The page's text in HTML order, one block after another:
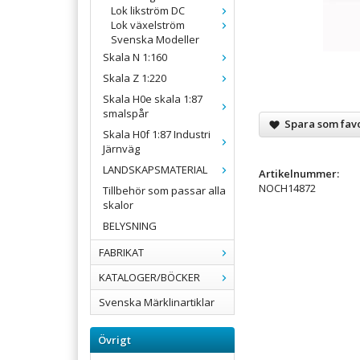
Lok likström DC
Lok växelström
Svenska Modeller
Skala N 1:160
Skala Z 1:220
Skala H0e skala 1:87
smalspår
Skala H0f 1:87 Industri
Järnväg
LANDSKAPSMATERIAL
Tillbehör som passar alla
skalor
BELYSNING
FABRIKAT
KATALOGER/BÖCKER
Svenska Märklinartiklar
Övrigt
Spara som
Artikelnummer:
NOCH14872